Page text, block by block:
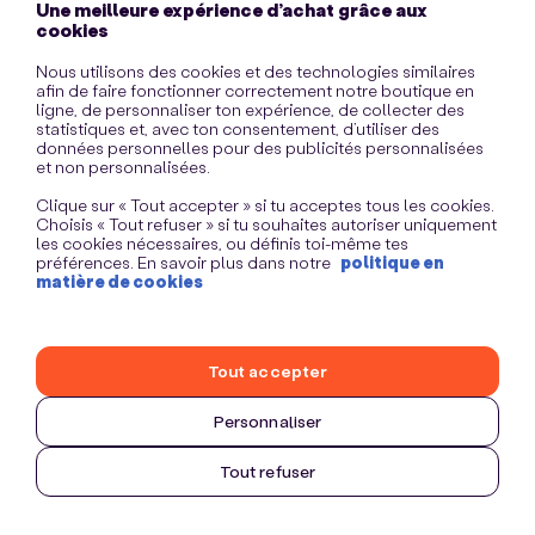
Une meilleure expérience d’achat grâce aux
cookies
Nous utilisons des cookies et des technologies similaires
afin de faire fonctionner correctement notre boutique en
ligne, de personnaliser ton expérience, de collecter des
statistiques et, avec ton consentement, d’utiliser des
données personnelles pour des publicités personnalisées
et non personnalisées.
Clique sur « Tout accepter » si tu acceptes tous les cookies.
Choisis « Tout refuser » si tu souhaites autoriser uniquement
les cookies nécessaires, ou définis toi-même tes
préférences. En savoir plus dans notre politique en
matière de cookies
Personnaliser
Tout refuser
Tout accepter